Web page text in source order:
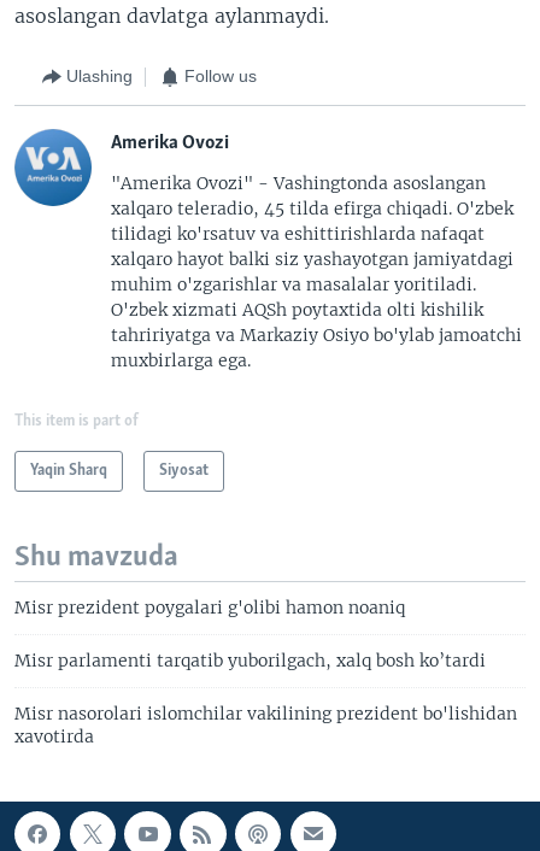
asoslangan davlatga aylanmaydi.
Ulashing Follow us
Amerika Ovozi
"Amerika Ovozi" - Vashingtonda asoslangan
xalqaro teleradio, 45 tilda efirga chiqadi. O'zbek
tilidagi ko'rsatuv va eshittirishlarda nafaqat
xalqaro hayot balki siz yashayotgan jamiyatdagi
muhim o'zgarishlar va masalalar yoritiladi.
O'zbek xizmati AQSh poytaxtida olti kishilik
tahririyatga va Markaziy Osiyo bo'ylab jamoatchi
muxbirlarga ega.
This item is part of
Yaqin Sharq Siyosat
Shu mavzuda
Misr prezident poygalari g'olibi hamon noaniq
Misr parlamenti tarqatib yuborilgach, xalq bosh ko’tardi
Misr nasorolari islomchilar vakilining prezident bo'lishidan
xavotirda